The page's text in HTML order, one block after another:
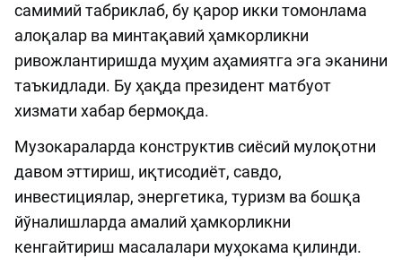
самимий табриклаб, бу қарор икки томонлама
алоқалар ва минтақавий ҳамкорликни
ривожлантиришда муҳим аҳамиятга эга эканини
таъкидлади. Бу ҳақда президент матбуот
хизмати хабар бермоқда.
Музокараларда конструктив сиёсий мулоқотни
давом эттириш, иқтисодиёт, савдо,
инвестициялар, энергетика, туризм ва бошқа
йўналишларда амалий ҳамкорликни
кенгайтириш масалалари муҳокама қилинди.